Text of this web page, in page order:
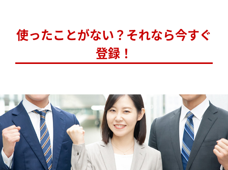
使ったことがない？それなら今すぐ
登録！